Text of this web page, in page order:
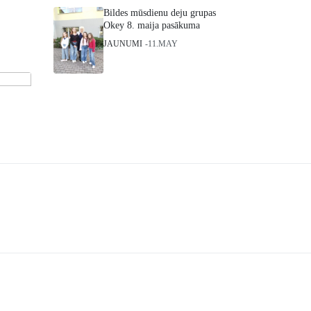
Bildes mūsdienu deju grupas
Okey 8. maija pasākuma
JAUNUMI 11.MAY